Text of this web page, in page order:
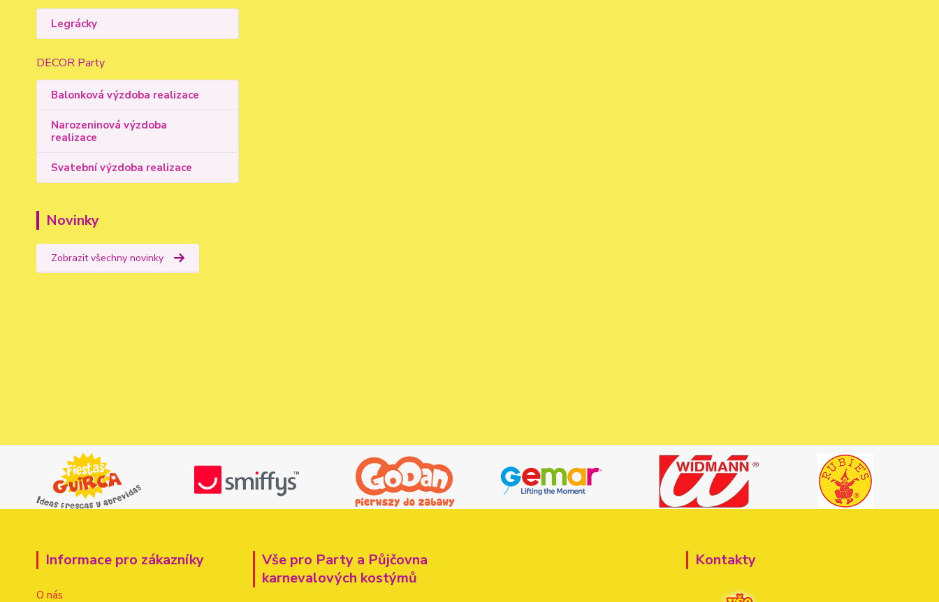
Legrácky
DECOR Party
Balonková výzdoba realizace
Narozeninová výzdoba
realizace
Svatební výzdoba realizace
Novinky
Zobrazit všechny novinky
Informace pro zákazníky
O nás
Vše pro Party a Půjčovna
karnevalových kostýmů
Kontakty